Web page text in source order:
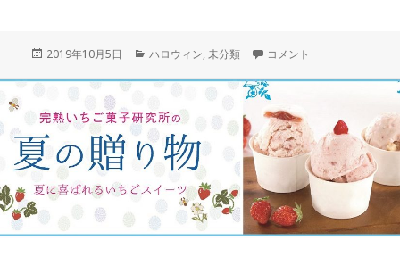
投
日:
2019年10月5日
カ
ゴ
ー
ハロウィン,未分類 【ハロウイン限定】無料
コメント